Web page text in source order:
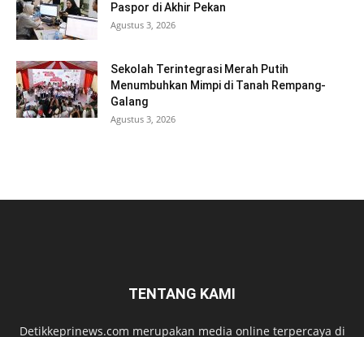
Paspor di Akhir Pekan
Agustus 3, 2026
Sekolah Terintegrasi Merah Putih
Menumbuhkan Mimpi di Tanah Rempang-
Galang
Agustus 3, 2026
TENTANG KAMI
Detikkeprinews.com merupakan media online terpercaya di